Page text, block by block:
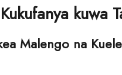
kuwa
Malengo na